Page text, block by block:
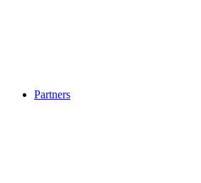
Partners